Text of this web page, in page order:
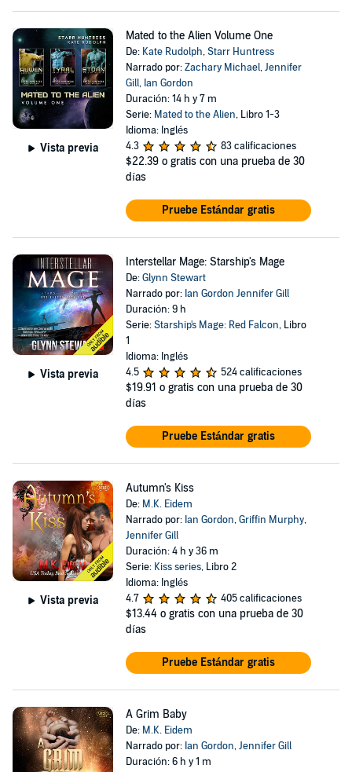
Vista previa
Mated to the Alien Volume One
De: Kate Rudolph,Starr Huntress
Narrado por:Zachary Michael,Jennifer
Gill, Ian Gordon
Duración: 14 h y 7 m
Serie: Mated to the Alien, Libro 1-3
Idioma: Inglés
4.3
83 calificaciones
$22.39 o gratis con una prueba de 30
días
Pruebe Estándar gratis
Vista previa
Interstellar Mage: Starship's Mage
De:Glynn Stewart
Narrado por: Ian Gordon Jennifer Gill
Duración: 9 h
Serie:Starship's Mage: Red Falcon, Libro
1
Idioma: Inglés
4.5
524 calificaciones
$19.91 o gratis con una prueba de 30
días
Pruebe Estándar gratis
Vista previa
Autumn's Kiss
De: M.K. Eidem
Narrado por: Ian Gordon,Griffin Murphy,
Jennifer Gill
Duración: 4 h y 36 m
Serie: Kiss series, Libro 2
Idioma: Inglés
4.7
405 calificaciones
$13.44 o gratis con una prueba de 30
días
Pruebe Estándar gratis
A Grim Baby
De: M.K. Eidem
Narrado por: Ian Gordon,Jennifer Gill
Duración: 6 h y 1 m